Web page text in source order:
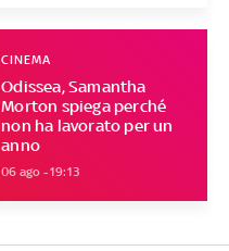
Odissea, Samantha
Morton spiega perché
non ha lavorato per un
anno
CINEMA
06 ago - 19:13